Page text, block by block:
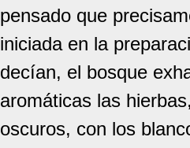
pensado que
iniciada en la
decían, el bosque
aromáticas las
oscuros, con los